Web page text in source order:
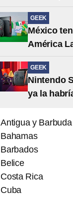
GEEK
México
América
GEEK
Nintendo
ya la
Antigua y Barbuda
Bahamas
Barbados
Belice
Costa Rica
Cuba